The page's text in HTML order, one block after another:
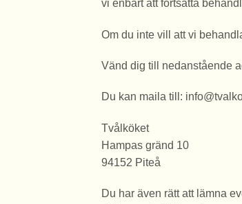
vi enbart att fortsätta
Om du inte vill att vi
Vänd dig till nedanstående
Du kan maila till:
Tvålköket
Hampas gränd 10
94152 Piteå
Du har även rätt att lämna